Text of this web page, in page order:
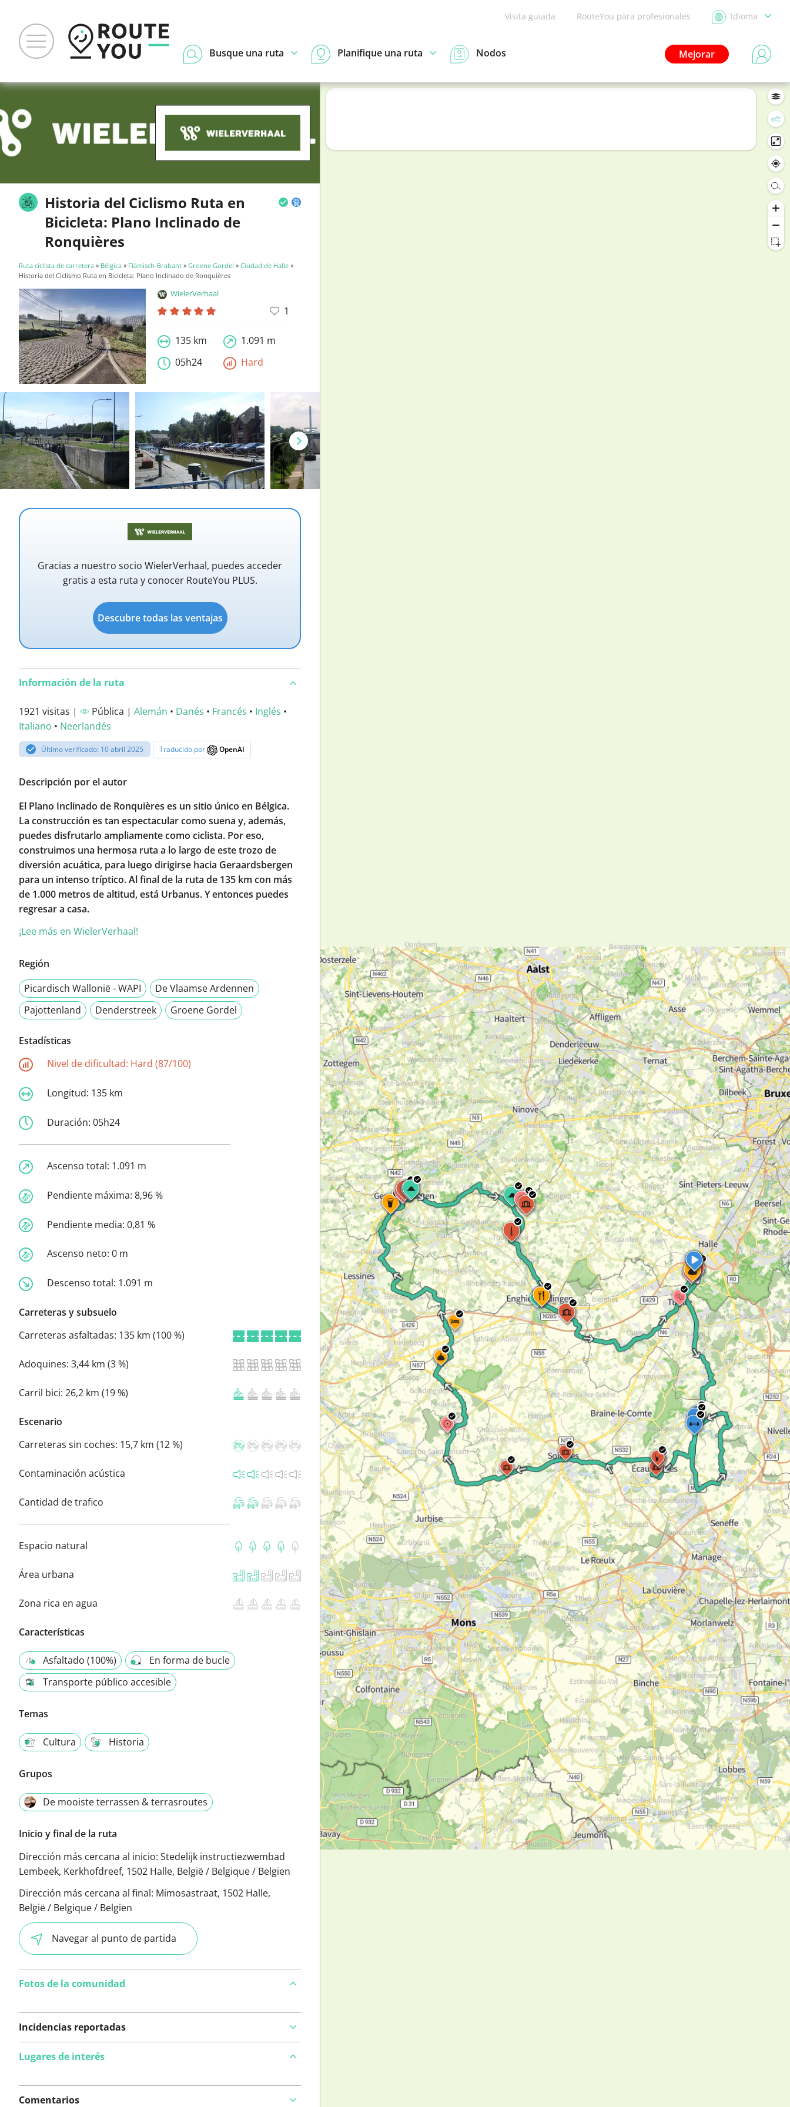
Visita guiada RouteYou para profesionales Idioma
Mejorar
Busque una ruta Planifique una ruta Nodos
Historia del Ciclismo Ruta en
Bicicleta: Plano Inclinado de
Ronquières
Ruta ciclista de carretera » Bélgica » Flämisch-Brabant » Groene Gordel » Ciudad de Halle »
Historia del Ciclismo Ruta en Bicicleta: Plano Inclinado de Ronquières
WielerVerhaal
1
135 km
1.091 m
05h24
Hard
Gracias a nuestro socio WielerVerhaal, puedes acceder
gratis a esta ruta y conocer RouteYou PLUS.
Descubre todas las ventajas
Información de la ruta
1921 visitas | Pública | Alemán • Danés • Francés • Inglés •
Italiano • Neerlandés
Último verificado: 10 abril 2025 Traducido por OpenAI
Descripción por el autor
El Plano Inclinado de Ronquières es un sitio único en Bélgica.
La construcción es tan espectacular como suena y, además,
puedes disfrutarlo ampliamente como ciclista. Por eso,
construimos una hermosa ruta a lo largo de este trozo de
diversión acuática, para luego dirigirse hacia Geraardsbergen
para un intenso tríptico. Al final de la ruta de 135 km con más
de 1.000 metros de altitud, está Urbanus. Y entonces puedes
regresar a casa.
¡Lee más en WielerVerhaal!
Región
Picardisch Wallonië - WAPI
De Vlaamse Ardennen
Pajottenland
Denderstreek Groene Gordel
Estadísticas
Nivel de dificultad: Hard (87/100)
Longitud: 135 km
Duración: 05h24
Ascenso total: 1.091 m
Pendiente máxima: 8,96 %
Pendiente media: 0,81 %
Ascenso neto: 0 m
Descenso total: 1.091 m
Carreteras y subsuelo
Carreteras asfaltadas: 135 km (100 %)
Adoquines: 3,44 km (3 %)
Carril bici: 26,2 km (19 %)
Escenario
Carreteras sin coches: 15,7 km (12 %)
Contaminación acústica
Cantidad de trafico
Espacio natural
Área urbana
Zona rica en agua
Características
Asfaltado (100%)
En forma de bucle
Transporte público accesible
Temas
Cultura Historia
Grupos
De mooiste terrassen & terrasroutes
Inicio y final de la ruta
Dirección más cercana al inicio: Stedelijk instructiezwembad
Lembeek, Kerkhofdreef, 1502 Halle, België / Belgique / Belgien
Dirección más cercana al final: Mimosastraat, 1502 Halle,
België / Belgique / Belgien
Navegar al punto de partida
Fotos de la comunidad
Incidencias reportadas
reportado incidencias
Lugares de interés
Comentarios